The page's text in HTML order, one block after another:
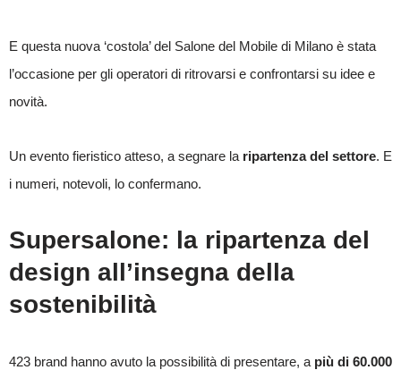
E questa nuova ‘costola’ del Salone del Mobile di Milano è stata
l’occasione per gli operatori di ritrovarsi e confrontarsi su idee e
novità.
Un evento fieristico atteso, a segnare la ripartenza del settore. E
i numeri, notevoli, lo confermano.
Supersalone: la ripartenza del
design all’insegna della
sostenibilità
423 brand hanno avuto la possibilità di presentare, a più di 60.000